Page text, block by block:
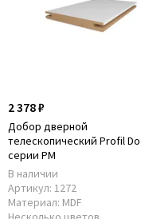
2 378 ₽
Добор дверной
телескопический Profil
серии PM
В наличии
Артикул: 1272
Материал: MDF